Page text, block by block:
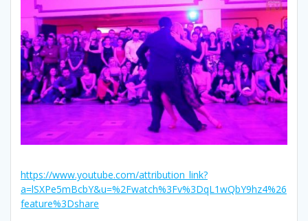
https://www.youtube.com/attribution_link?
a=lSXPe5mBcbY&u=%2Fwatch%3Fv%3DqL1wQbY9hz4%26
feature%3Dshare